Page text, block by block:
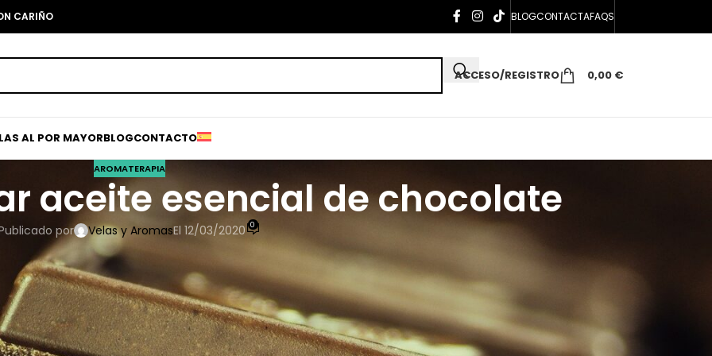
CARIÑO BLOGCONTACTAFAQS
ACCESO/REGISTRO 0,00 €
AL POR MAYORBLOGCONTACTO
AROMATERAPIA
aceite esencial de chocolate
por Velas y AromasEl 12/03/2020 0
Es por eso que elpost
de esta semana va dirigido al aceite
tiene para nuestra salud:
desde siempre, un gran aliado en lo que a propiedades
nos puede ayudar a prevenir infecciones en el cuerpo,
y del olor en las heridas.
Aromaterapia
Decoración
Esoterismo
Historia